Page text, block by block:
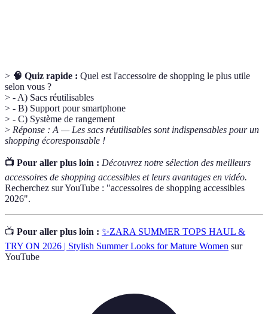
> 🧠 Quiz rapide : Quel est l'accessoire de shopping le plus utile
selon vous ?
> - A) Sacs réutilisables
> - B) Support pour smartphone
> - C) Système de rangement
> Réponse : A — Les sacs réutilisables sont indispensables pour un
shopping écoresponsable !
📺 Pour aller plus loin : Découvrez notre sélection des meilleurs
accessoires de shopping accessibles et leurs avantages en vidéo.
Recherchez sur YouTube : "accessoires de shopping accessibles
2026".
📺 Pour aller plus loin : ✨ZARA SUMMER TOPS HAUL &
TRY ON 2026 | Stylish Summer Looks for Mature Women sur
YouTube